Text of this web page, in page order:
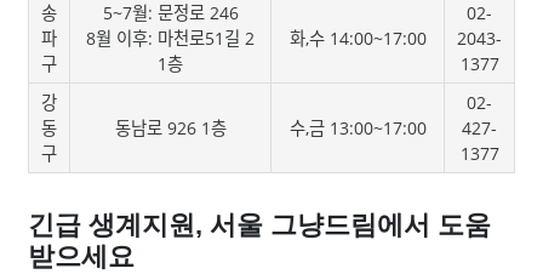
송
파
구
5~7월: 문정로 246
8월 이후: 마천로51길 2
1층
화,수 14:00~17:00
02-
2043-
1377
강
동
구
동남로 926 1층 수,금 13:00~17:00
02-
427-
1377
긴급 생계지원, 서울 그냥드림에서 도움
받으세요